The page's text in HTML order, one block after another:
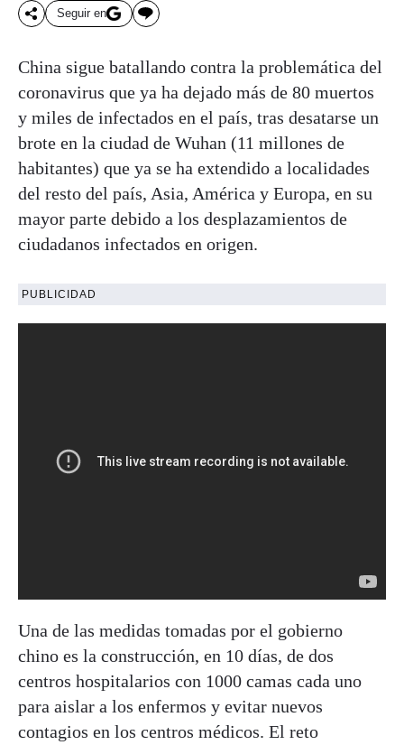
Seguir en
China sigue batallando contra la problemática del
coronavirus que ya ha dejado más de 80 muertos
y miles de infectados en el país, tras desatarse un
brote en la ciudad de Wuhan (11 millones de
habitantes) que ya se ha extendido a localidades
del resto del país, Asia, América y Europa, en su
mayor parte debido a los desplazamientos de
ciudadanos infectados en origen.
PUBLICIDAD
Una de las medidas tomadas por el gobierno
chino es la construcción, en 10 días, de dos
centros hospitalarios con 1000 camas cada uno
para aislar a los enfermos y evitar nuevos
contagios en los centros médicos. El reto